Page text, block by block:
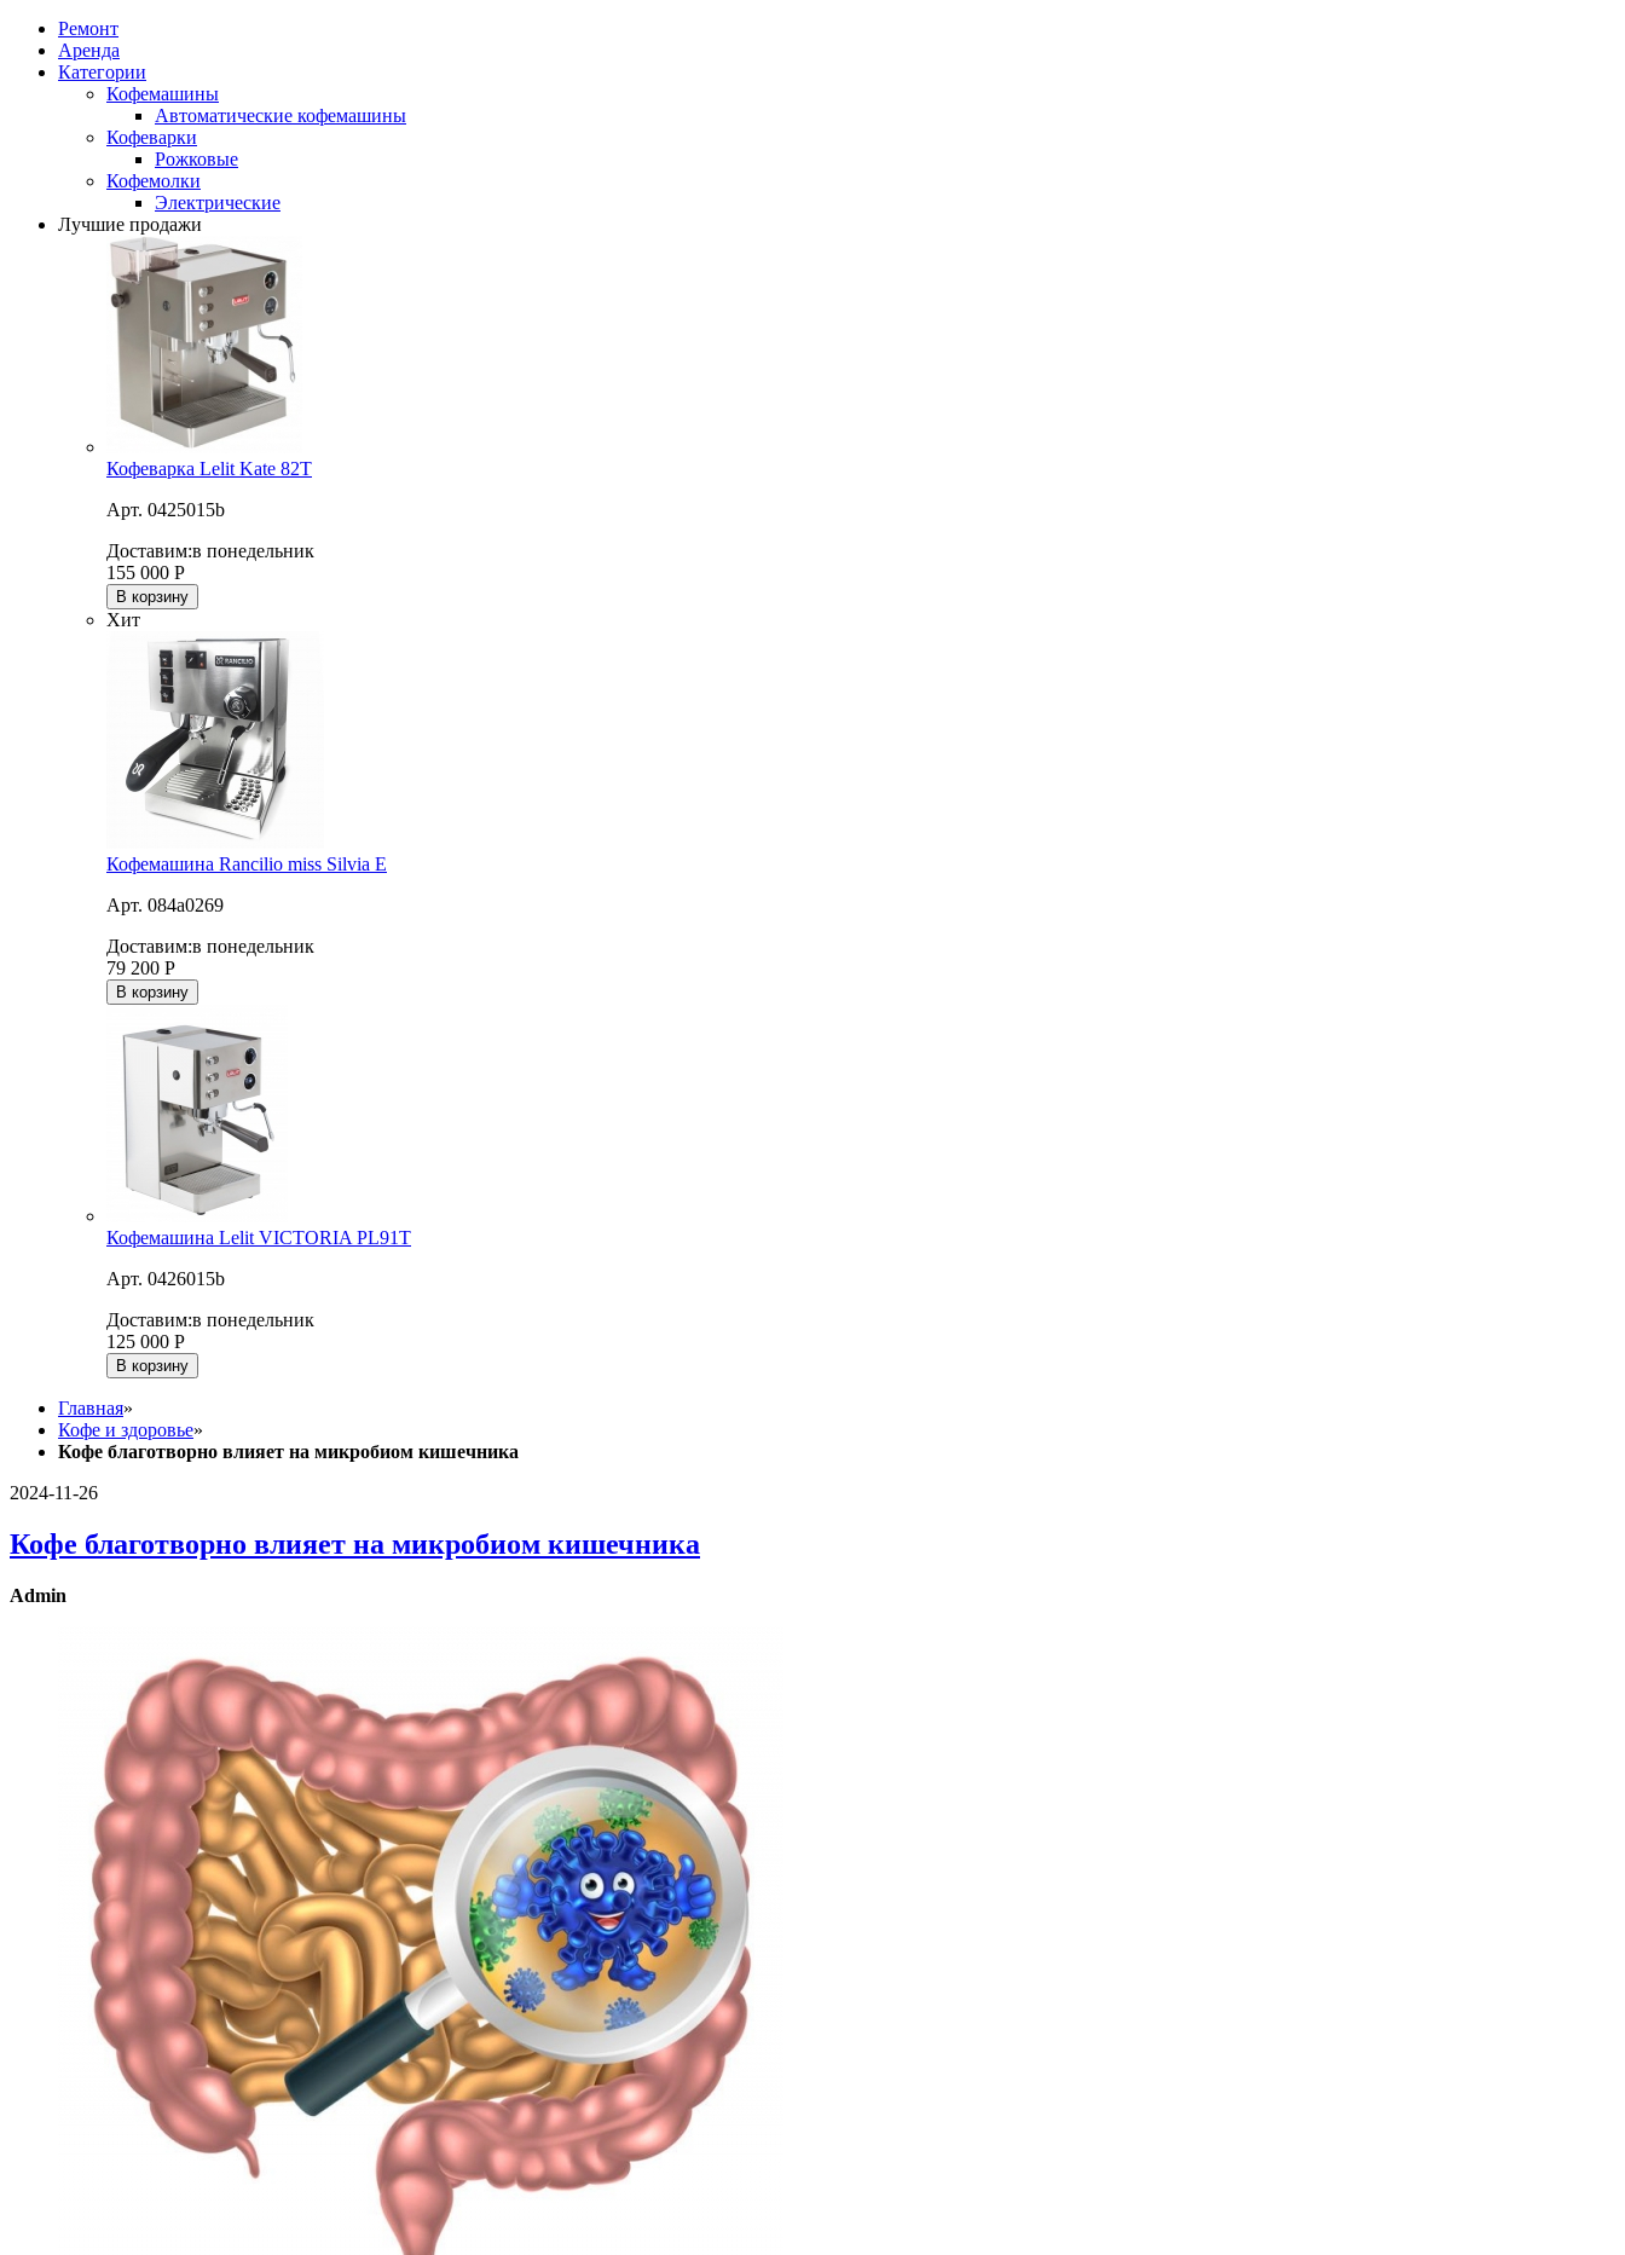
Ремонт
Аренда
Категории
Кофемашины
Автоматические кофемашины
Кофеварки
Рожковые
Кофемолки
Электрические
Лучшие продажи
Кофеварка Lelit Kate 82T
Арт. 0425015b
Доставим:в понедельник
155 000 Р
В корзину
Хит
Кофемашина Rancilio miss Silvia E
Арт. 084a0269
Доставим:в понедельник
79 200 Р
В корзину
Кофемашина Lelit VICTORIA PL91T
Арт. 0426015b
Доставим:в понедельник
125 000 Р
В корзину
Главная»
Кофе и здоровье»
Кофе благотворно влияет на микробиом кишечника
2024-11-26
Кофе благотворно влияет на микробиом кишечника
Admin